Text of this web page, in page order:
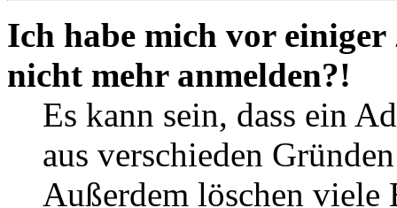
Ich habe mich vor
nicht mehr anmelden?!
Es kann sein, dass ein
aus verschieden
Außerdem löschen viele